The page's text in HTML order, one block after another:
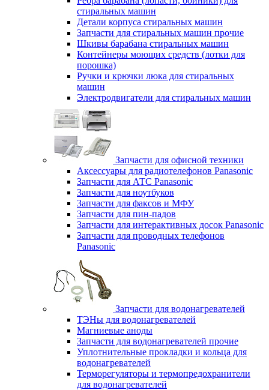
стиральных машин
Детали корпуса стиральных машин
Запчасти для стиральных машин прочие
Шкивы барабана стиральных машин
Контейнеры моющих средств (лотки для
порошка)
Ручки и крючки люка для стиральных
машин
Электродвигатели для стиральных машин
Запчасти для офисной техники
Аксессуары для радиотелефонов Panasonic
Запчасти для АТС Panasonic
Запчасти для ноутбуков
Запчасти для факсов и МФУ
Запчасти для пин-падов
Запчасти для интерактивных досок Panasonic
Запчасти для проводных телефонов
Panasonic
Запчасти для водонагревателей
ТЭНы для водонагревателей
Магниевые аноды
Запчасти для водонагревателей прочие
Уплотнительные прокладки и кольца для
водонагревателей
Терморегуляторы и термопредохранители
для водонагревателей